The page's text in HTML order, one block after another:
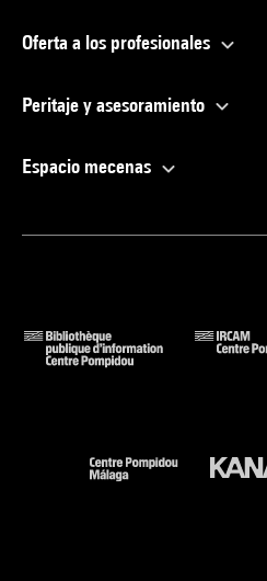
Oferta a los profesionales
Peritaje y asesoramiento
Espacio mecenas